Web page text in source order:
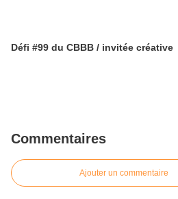
Défi #99 du CBBB / invitée créative
Commentaires
Ajouter un commentaire